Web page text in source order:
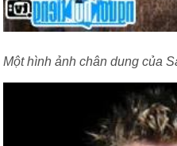
Một hình ảnh chân dung của